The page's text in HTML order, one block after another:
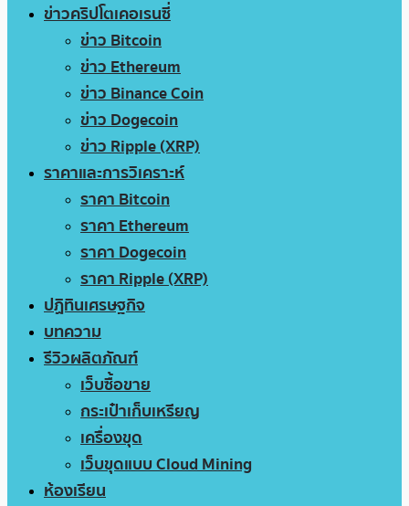
ข่าวคริปโตเคอเรนซี่
ข่าว Bitcoin
ข่าว Ethereum
ข่าว Binance Coin
ข่าว Dogecoin
ข่าว Ripple (XRP)
ราคาและการวิเคราะห์
ราคา Bitcoin
ราคา Ethereum
ราคา Dogecoin
ราคา Ripple (XRP)
ปฏิทินเศรษฐกิจ
บทความ
รีวิวผลิตภัณฑ์
เว็บซื้อขาย
กระเป๋าเก็บเหรียญ
เครื่องขุด
เว็บขุดแบบ Cloud Mining
ห้องเรียน